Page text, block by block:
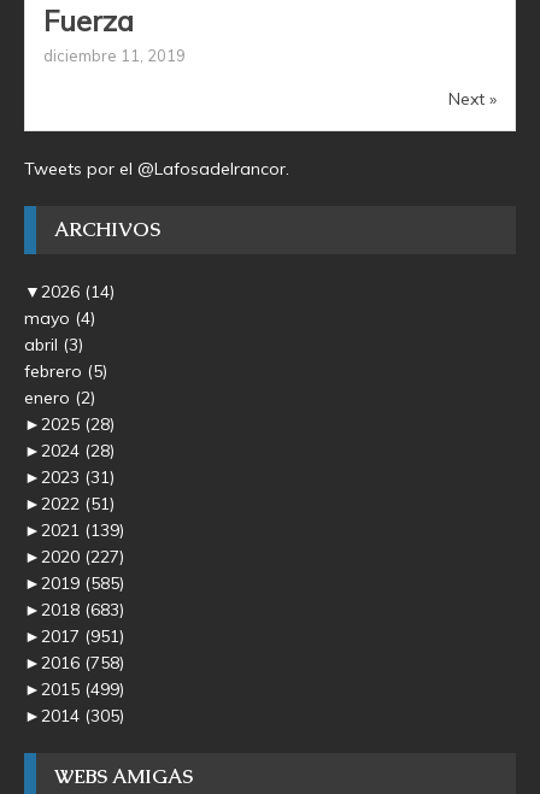
Fuerza
diciembre 11, 2019
Next »
Tweets por el @Lafosadelrancor.
ARCHIVOS
▼2026 (14)
mayo (4)
abril (3)
febrero (5)
enero (2)
►2025 (28)
►2024 (28)
►2023 (31)
►2022 (51)
►2021 (139)
►2020 (227)
►2019 (585)
►2018 (683)
►2017 (951)
►2016 (758)
►2015 (499)
►2014 (305)
WEBS AMIGAS